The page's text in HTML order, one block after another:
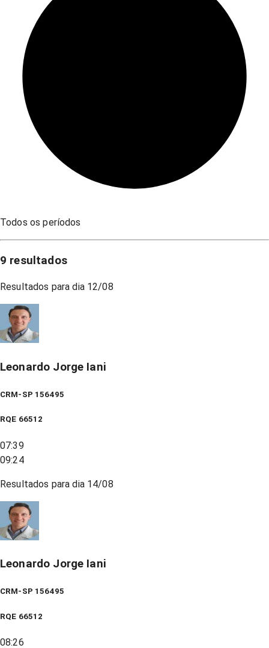
Todos os períodos
9 resultados
Resultados para dia 12/08
Leonardo Jorge Iani
CRM-SP 156495
RQE 66512
07:39
09:24
Resultados para dia 14/08
Leonardo Jorge Iani
CRM-SP 156495
RQE 66512
08:26